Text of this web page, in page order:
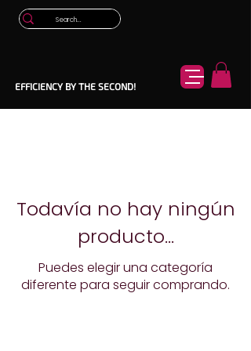
EFFICIENCY BY THE SECOND!
Todavía no hay ningún
producto...
Puedes elegir una categoría
diferente para seguir comprando.